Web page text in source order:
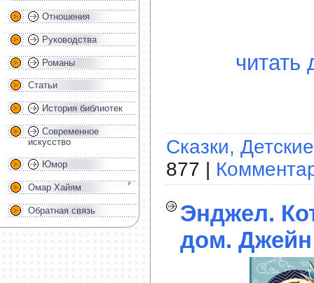
Отношения
Руководства
Романы
Статьи
История библиотек
Современное
искусство
Юмор
Омар Хайям
Обратная связь
читать
Сказки,
877 |
Энджел.
дом. Джейн